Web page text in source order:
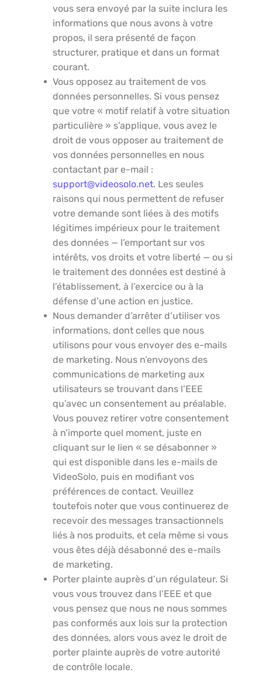
vous sera envoyé par la suite inclura les
informations que nous avons à votre
propos, il sera présenté de façon
structurer, pratique et dans un format
courant.
Vous opposez au traitement de vos
données personnelles. Si vous pensez
que votre « motif relatif à votre situation
particulière » s’applique, vous avez le
droit de vous opposer au traitement de
vos données personnelles en nous
contactant par e-mail :
support@videosolo.net. Les seules
raisons qui nous permettent de refuser
votre demande sont liées à des motifs
légitimes impérieux pour le traitement
des données — l’emportant sur vos
intérêts, vos droits et votre liberté — ou si
le traitement des données est destiné à
l’établissement, à l’exercice ou à la
défense d’une action en justice.
Nous demander d’arrêter d’utiliser vos
informations, dont celles que nous
utilisons pour vous envoyer des e-mails
de marketing. Nous n’envoyons des
communications de marketing aux
utilisateurs se trouvant dans l’EEE
qu’avec un consentement au préalable.
Vous pouvez retirer votre consentement
à n’importe quel moment, juste en
cliquant sur le lien « se désabonner »
qui est disponible dans les e-mails de
VideoSolo, puis en modifiant vos
préférences de contact. Veuillez
toutefois noter que vous continuerez de
recevoir des messages transactionnels
liés à nos produits, et cela même si vous
vous êtes déjà désabonné des e-mails
de marketing.
Porter plainte auprès d’un régulateur. Si
vous vous trouvez dans l’EEE et que
vous pensez que nous ne nous sommes
pas conformés aux lois sur la protection
des données, alors vous avez le droit de
porter plainte auprès de votre autorité
de contrôle locale.